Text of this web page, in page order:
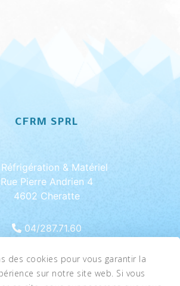
CFRM SPRL
Réfrigération & Matériel
Rue Pierre Andrien 4
4602 Cheratte
04/287.71.60
N° d’entreprise
des cookies pour vous garantir la
sur notre site web. Si vous